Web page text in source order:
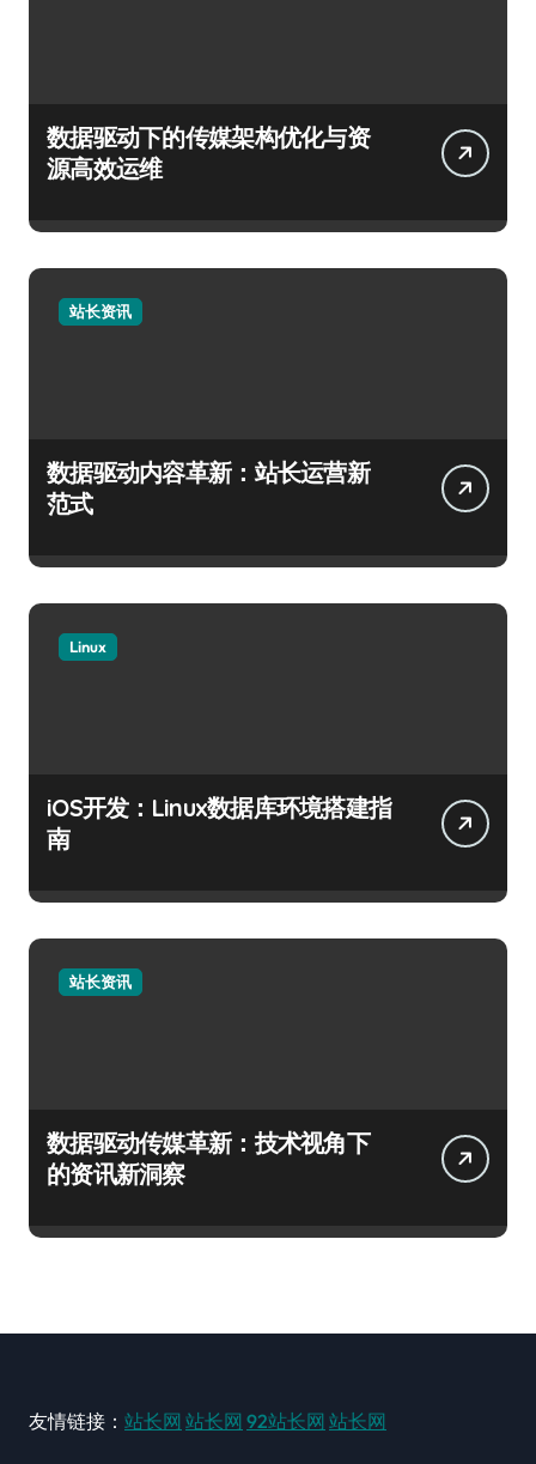
数据驱动下的传媒架构优化与资
源高效运维
站长资讯
数据驱动内容革新：站长运营新
范式
Linux
iOS开发：Linux数据库环境搭建指
南
站长资讯
数据驱动传媒革新：技术视角下
的资讯新洞察
友情链接： 站长网 站长网 92站长网 站长网